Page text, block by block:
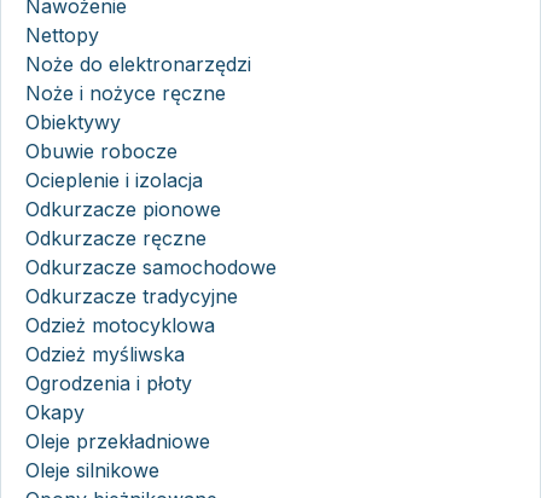
Nawożenie
Nettopy
Noże do elektronarzędzi
Noże i nożyce ręczne
Obiektywy
Obuwie robocze
Ocieplenie i izolacja
Odkurzacze pionowe
Odkurzacze ręczne
Odkurzacze samochodowe
Odkurzacze tradycyjne
Odzież motocyklowa
Odzież myśliwska
Ogrodzenia i płoty
Okapy
Oleje przekładniowe
Oleje silnikowe